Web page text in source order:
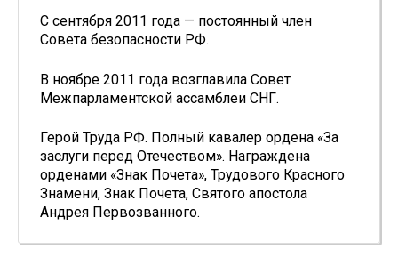
С сентября 2011 года — постоянный член
Совета безопасности РФ.
В ноябре 2011 года возглавила Совет
Межпарламентской ассамблеи СНГ.
Герой Труда РФ. Полный кавалер ордена «За
заслуги перед Отечеством». Награждена
орденами «Знак Почета», Трудового Красного
Знамени, Знак Почета, Святого апостола
Андрея Первозванного.